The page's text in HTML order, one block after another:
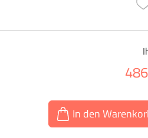
In den